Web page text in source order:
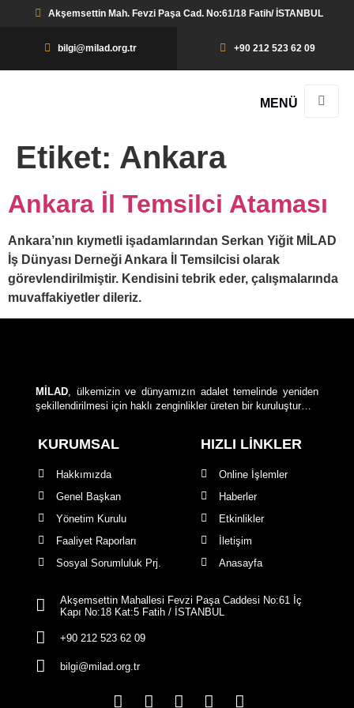
Akşemsettin Mah. Fevzi Paşa Cad. No:61/18 Fatih/ İSTANBUL
bilgi@milad.org.tr +90 212 523 62 09
MENÜ
Etiket: Ankara
Ankara İl Temsilci Ataması
Ankara’nın kıymetli işadamlarından Serkan Yiğit MİLAD
İş Dünyası Derneği Ankara İl Temsilcisi olarak
görevlendirilmiştir. Kendisini tebrik eder, çalışmalarında
muvaffakiyetler dileriz.
MİLAD, ülkemizin ve dünyamızın adalet temelinde yeniden
şekillendirilmesi için haklı zenginlikler üreten bir kuruluştur…
KURUMSAL
Hakkımızda
Genel Başkan
Yönetim Kurulu
Faaliyet Raporları
Sosyal Sorumluluk Prj.
HIZLI LİNKLER
Online İşlemler
Haberler
Etkinlikler
İletişim
Anasayfa
Akşemsettin Mahallesi Fevzi Paşa Caddesi No:61 İç
Kapı No:18 Kat:5 Fatih / İSTANBUL
+90 212 523 62 09
bilgi@milad.org.tr